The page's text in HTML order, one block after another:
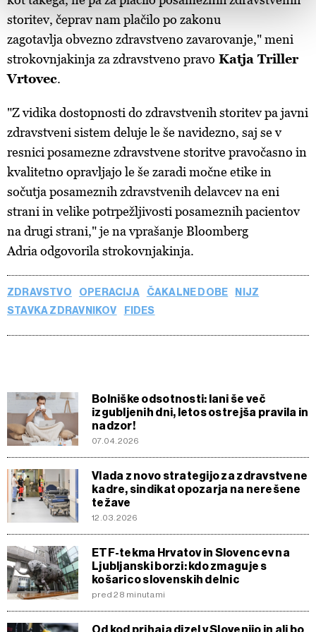
vaših pravicah glede teh podatkov najdete v naši
zasebnosti
, o piškotkih in drugih podobnih tehnologijah
pa vPolitiki piškotkov.
Piškotke lahko kadar koli ponovno prilagodite tako, da
kliknete možnost »Prikaži podrobnosti«. Privolitev lahko
storitev, čeprav nam plačilo po zakonu
zagotavlja obvezno zdravstveno zavarovanje," meni
strokovnjakinja za zdravstveno pravo Katja Triller
Vrtovec.
"Z vidika dostopnosti do zdravstvenih storitev pa javni
zdravstveni sistem deluje le še navidezno, saj se v
resnici posamezne zdravstvene storitve pravočasno in
kvalitetno opravljajo le še zaradi močne etike in
sočutja posameznih zdravstvenih delavcev na eni
strani in velike potrpežljivosti posameznih pacientov
na drugi strani," je na vprašanje Bloomberg
Adria odgovorila strokovnjakinja.
ZDRAVSTVO OPERACIJA ČAKALNE DOBE
NIJZ
STAVKA ZDRAVNIKOV
FIDES
Bolniške odsotnosti: lani še več
izgubljenih dni, letos ostrejša pravila in
nadzor!
07.04.2026
Vlada z novo strategijo za zdravstvene
kadre, sindikat opozarja na nerešene
težave
12.03.2026
ETF-tekma Hrvatov in Slovencev na
Ljubljanski borzi: kdo zmaguje s
košarico slovenskih delnic
pred 28 minutami